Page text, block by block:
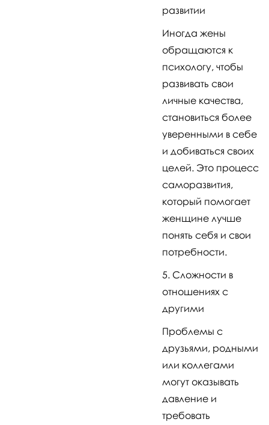
развитии
Иногда жены
обращаются к
психологу, чтобы
развивать свои
личные качества,
становиться более
уверенными в себе
и добиваться своих
целей. Это процесс
саморазвития,
который помогает
женщине лучше
понять себя и свои
потребности.
Сложности в
отношениях с
другими
Проблемы с
друзьями, родными
или коллегами
могут оказывать
давление и
требовать